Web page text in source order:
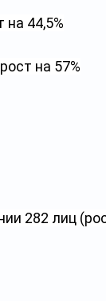
44,5%
на 57%
282 лиц